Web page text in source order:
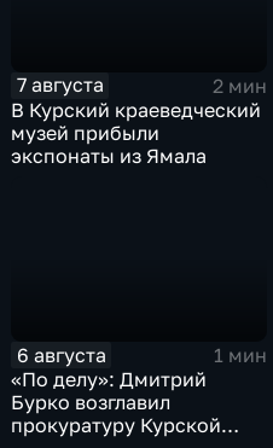
7 августа
2 мин
В Курский краеведческий
музей прибыли
экспонаты из Ямала
6 августа
1 мин
«По делу»: Дмитрий
Бурко возглавил
прокуратуру Курской